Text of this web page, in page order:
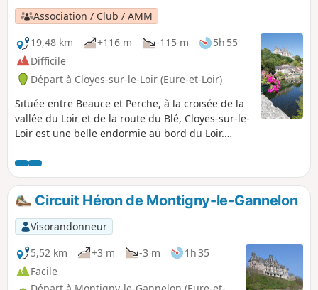
Association / Club / AMM
19,48 km
+116 m -115 m
5h 55
Difficile
Départ à Cloyes-sur-le-Loir (Eure-et-Loir)
Située entre Beauce et Perche, à la croisée de la
vallée du Loir et de la route du Blé, Cloyes-sur-le-
Loir est une belle endormie au bord du Loir.
patrimoine. La randonnée parcours la campagne
avec ses vallons, forêts, collines vallonnées saura
vous séduire.
Circuit Héron de Montigny-le-Gannelon
Visorandonneur
5,52 km
+3 m -3 m
1h 35
Facile